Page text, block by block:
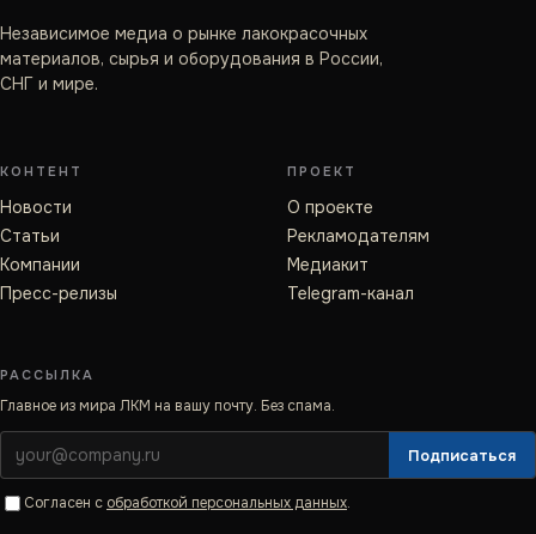
Независимое медиа о рынке лакокрасочных
материалов, сырья и оборудования в России,
СНГ и мире.
КОНТЕНТ
Новости
Статьи
Компании
Пресс-релизы
ПРОЕКТ
О проекте
Рекламодателям
Медиакит
Telegram-канал
РАССЫЛКА
Главное из мира ЛКМ на вашу почту. Без спама.
Подписаться
Согласен с обработкой персональных данных.